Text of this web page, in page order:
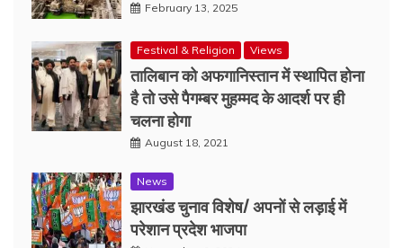
February 13, 2025
Festival & Religion Views
तालिबान को अफगानिस्तान में स्थापित होना
है तो उसे पैगम्बर मुहम्मद के आदर्श पर ही
चलना होगा
August 18, 2021
News
झारखंड चुनाव विशेष/ अपनों से लड़ाई में
परेशान प्रदेश भाजपा